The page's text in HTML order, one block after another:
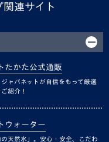
関連サイト
たかた公式通販
ャパネットが自信をもって厳選
紹介！
ウォーター
の天然水」。安心・安全、こだわ